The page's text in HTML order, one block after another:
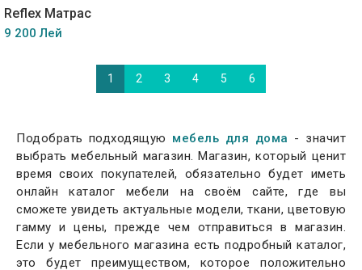
Reflex Матрас
9 200 Лей
1 2 3 4 5 6
Подобрать подходящую мебель для дома - значит
выбрать мебельный магазин. Магазин, который ценит
время своих покупателей, обязательно будет иметь
онлайн каталог мебели на своём сайте, где вы
сможете увидеть актуальные модели, ткани, цветовую
гамму и цены, прежде чем отправиться в магазин.
Если у мебельного магазина есть подробный каталог,
это будет преимуществом, которое положительно